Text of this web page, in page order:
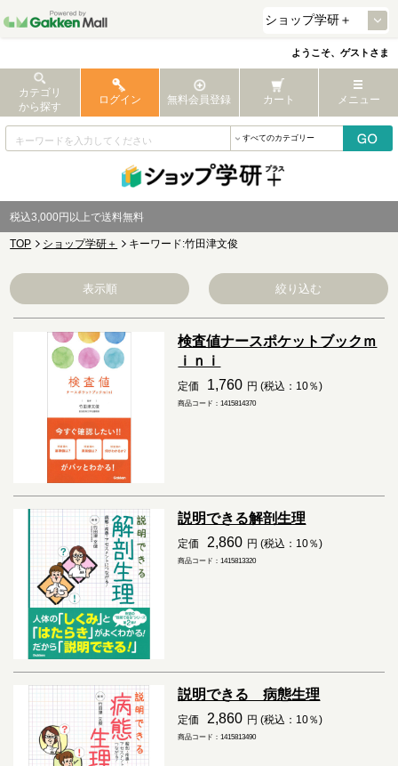
ようこそ、ゲストさま
カテゴリ
から探す
ログイン 無料会員登録 カート メニュー
税込3,000円以上で送料無料
TOP ショップ学研＋ キーワード:竹田津文俊
表示順 絞り込む
検査値ナースポケットブックｍ
ｉｎｉ
定価 1,760 円 (税込：10％)
商品コード：1415814370
説明できる解剖生理
定価 2,860 円 (税込：10％)
商品コード：1415813320
説明できる 病態生理
定価 2,860 円 (税込：10％)
商品コード：1415813490